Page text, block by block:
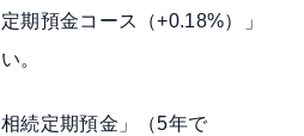
期預金コース（+0.18%）」
。
続定期預金」（5年で